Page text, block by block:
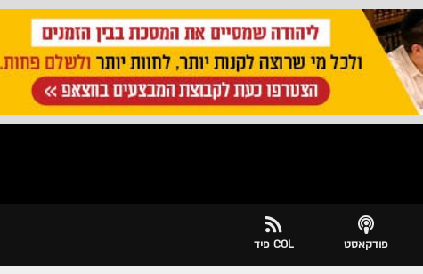
פודקאסט COL פיד